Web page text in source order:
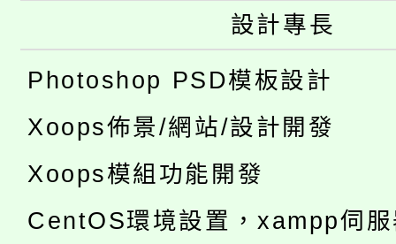
設計專長
Photoshop PSD模板設計
Xoops佈景/網站/設計開發
Xoops模組功能開發
CentOS環境設置，xampp伺